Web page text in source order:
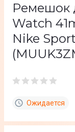
Ремешок
Watch
Nike
Ожидается